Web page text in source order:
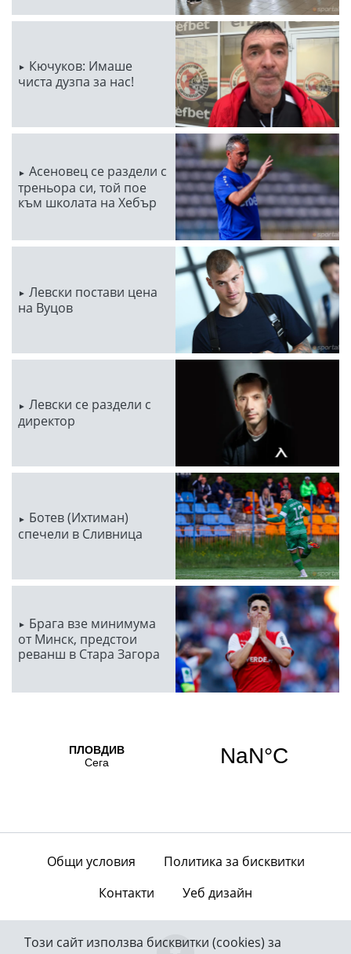
Кючуков: Имаше
чиста дузпа за нас!
Асеновец се раздели с
треньора си, той пое
към школата на Хебър
Левски постави цена
на Вуцов
Левски се раздели с
директор
Ботев (Ихтиман)
спечели в Сливница
Брага взе минимума
от Минск, предстои
реванш в Стара Загора
Общи условия
Политика за бисквитки
Контакти
Уеб дизайн
Този сайт използва бисквитки (cookies) за